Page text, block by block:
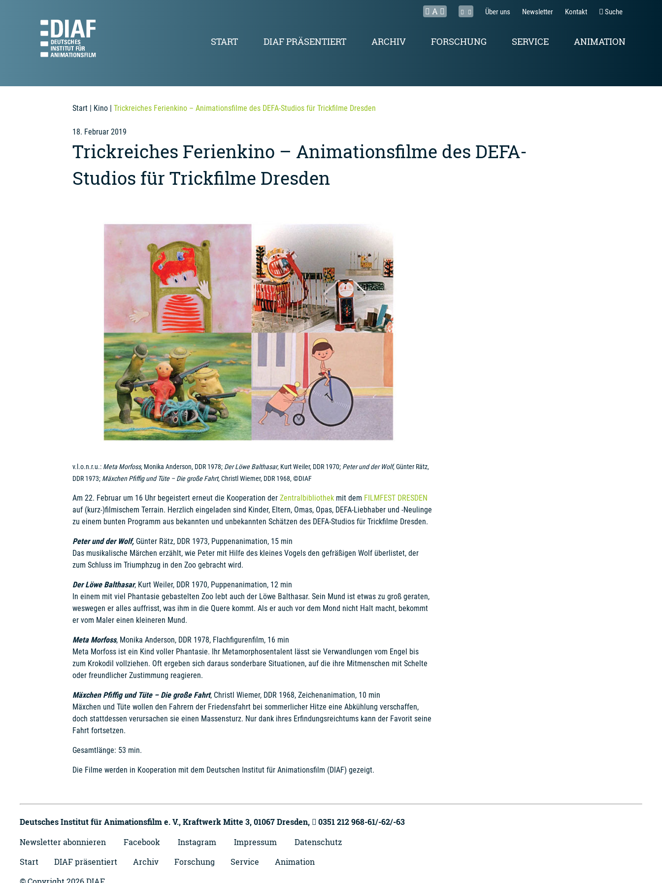
A Über uns Newsletter Kontakt Suche
START DIAF PRÄSENTIERT ARCHIV FORSCHUNG SERVICE ANIMATION
Start | Kino | Trickreiches Ferienkino – Animationsfilme des DEFA-Studios für Trickfilme Dresden
18. Februar 2019
Trickreiches Ferienkino – Animationsfilme des DEFA-
Studios für Trickfilme Dresden
v.l.o.n.r.u.: Meta Morfoss, Monika Anderson, DDR 1978; Der Löwe Balthasar, Kurt Weiler, DDR 1970; Peter und der Wolf, Günter Rätz,
DDR 1973; Mäxchen Pfiffig und Tüte – Die große Fahrt, Christl Wiemer, DDR 1968, ©DIAF
Am 22. Februar um 16 Uhr begeistert erneut die Kooperation der Zentralbibliothekmit dem FILMFEST DRESDEN
auf (kurz-)filmischem Terrain. Herzlich eingeladen sind Kinder, Eltern, Omas, Opas, DEFA-Liebhaber und -Neulinge
zu einem bunten Programm aus bekannten und unbekannten Schätzen des DEFA-Studios für Trickfilme Dresden.
Peter und der Wolf,Günter Rätz, DDR 1973, Puppenanimation, 15 min
Das musikalische Märchen erzählt, wie Peter mit Hilfe des kleines Vogels den gefräßigen Wolf überlistet, der
zum Schluss im Triumphzug in den Zoo gebracht wird.
Der Löwe Balthasar, Kurt Weiler, DDR 1970, Puppenanimation, 12 min
In einem mit viel Phantasie gebastelten Zoo lebt auch der Löwe Balthasar. Sein Mund ist etwas zu groß geraten,
weswegen er alles auffrisst, was ihm in die Quere kommt. Als er auch vor dem Mond nicht Halt macht, bekommt
er vom Maler einen kleineren Mund.
Meta Morfoss, Monika Anderson, DDR 1978, Flachfigurenfilm, 16 min
Meta Morfoss ist ein Kind voller Phantasie. Ihr Metamorphosentalent lässt sie Verwandlungen vom Engel bis
zum Krokodil vollziehen. Oft ergeben sich daraus sonderbare Situationen, auf die ihre Mitmenschen mit Schelte
oder freundlicher Zustimmung reagieren.
Mäxchen Pfiffig und Tüte – Die große Fahrt, Christl Wiemer, DDR 1968, Zeichenanimation, 10 min
Mäxchen und Tüte wollen den Fahrern der Friedensfahrt bei sommerlicher Hitze eine Abkühlung verschaffen,
doch stattdessen verursachen sie einen Massensturz. Nur dank ihres Erfindungsreichtums kann der Favorit seine
Fahrt fortsetzen.
Gesamtlänge: 53 min.
Die Filme werden in Kooperation mit dem Deutschen Institut für Animationsfilm (DIAF) gezeigt.
Deutsches Institut für Animationsfilm e. V.,Kraftwerk Mitte 3,01067Dresden,
0351 212 968-61/-62/-63
Newsletter abonnieren
Facebook Instagram Impressum
Datenschutz
Start
DIAF präsentiert Archiv Forschung Service
Animation